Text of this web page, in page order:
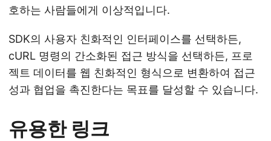
호하는 사람들에게 이상적입니다.
SDK의 사용자 친화적인 인터페이스를 선택하든,
cURL 명령의 간소화된 접근 방식을 선택하든, 프로
젝트 데이터를 웹 친화적인 형식으로 변환하여 접근
성과 협업을 촉진한다는 목표를 달성할 수 있습니다.
유용한 링크